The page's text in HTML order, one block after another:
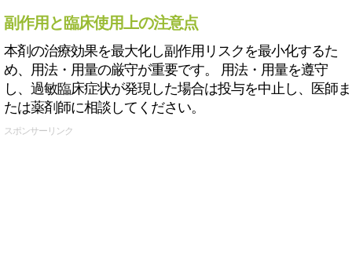
副作用と臨床使用上の注意点
本剤の治療効果を最大化し副作用リスクを最小化するた
め、用法・用量の厳守が重要です。 用法・用量を遵守
し、過敏臨床症状が発現した場合は投与を中止し、医師ま
たは薬剤師に相談してください。
スポンサーリンク